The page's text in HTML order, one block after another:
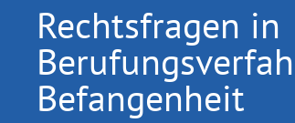
Rechtsfragen in
Befangenheit